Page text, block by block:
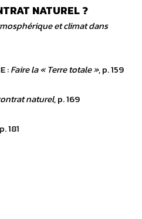
NATUREL ?
et climat dans
:Faire la « Terre totale », p. 159
naturel, p. 169
181